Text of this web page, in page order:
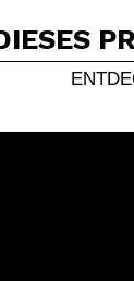
oder Foto
das erste sein.
Ja Nein